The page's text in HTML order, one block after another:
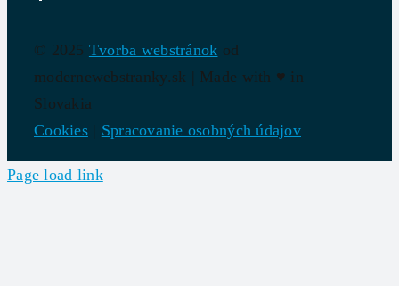
© 2025 Tvorba webstránok od
modernewebstranky.sk | Made with ♥ in
Slovakia
Cookies | Spracovanie osobných údajov
Page load link